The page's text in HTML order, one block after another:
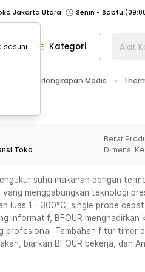
Jakarta Utara
Tangerang
Cikupa
n Go Jakarta Barat
Senin - Jumat
n Go Bekasi
Senin - Jumat (08:00 -
Senin - Jumat (08:00
Senin - Sabtu
Senin - Sabtu
Tangerang
Cikupa
n Go Jakarta Barat
Senin - Jumat
n Go Bekasi
Senin - Jumat (08:00 -
n Go Depok
Senin - Jumat (08:00 -
Kategori Alat
Perlengkapan Medis
Toko
Berat
Dimensi
suhu makanan dengan
menggabungkan teknologi
luas 1 - 300°C, single probe
informatif, BFOUR
profesional. Tambahan fitur timer
biarkan BFOUR bekerja, dan
sesuai